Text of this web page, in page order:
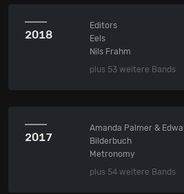
2018
Editors
Eels
Nils Frahm
plus 53 weitere Bands
2017
Amanda Palmer &
Bilderbuch
Metronomy
plus 54 weitere Bands